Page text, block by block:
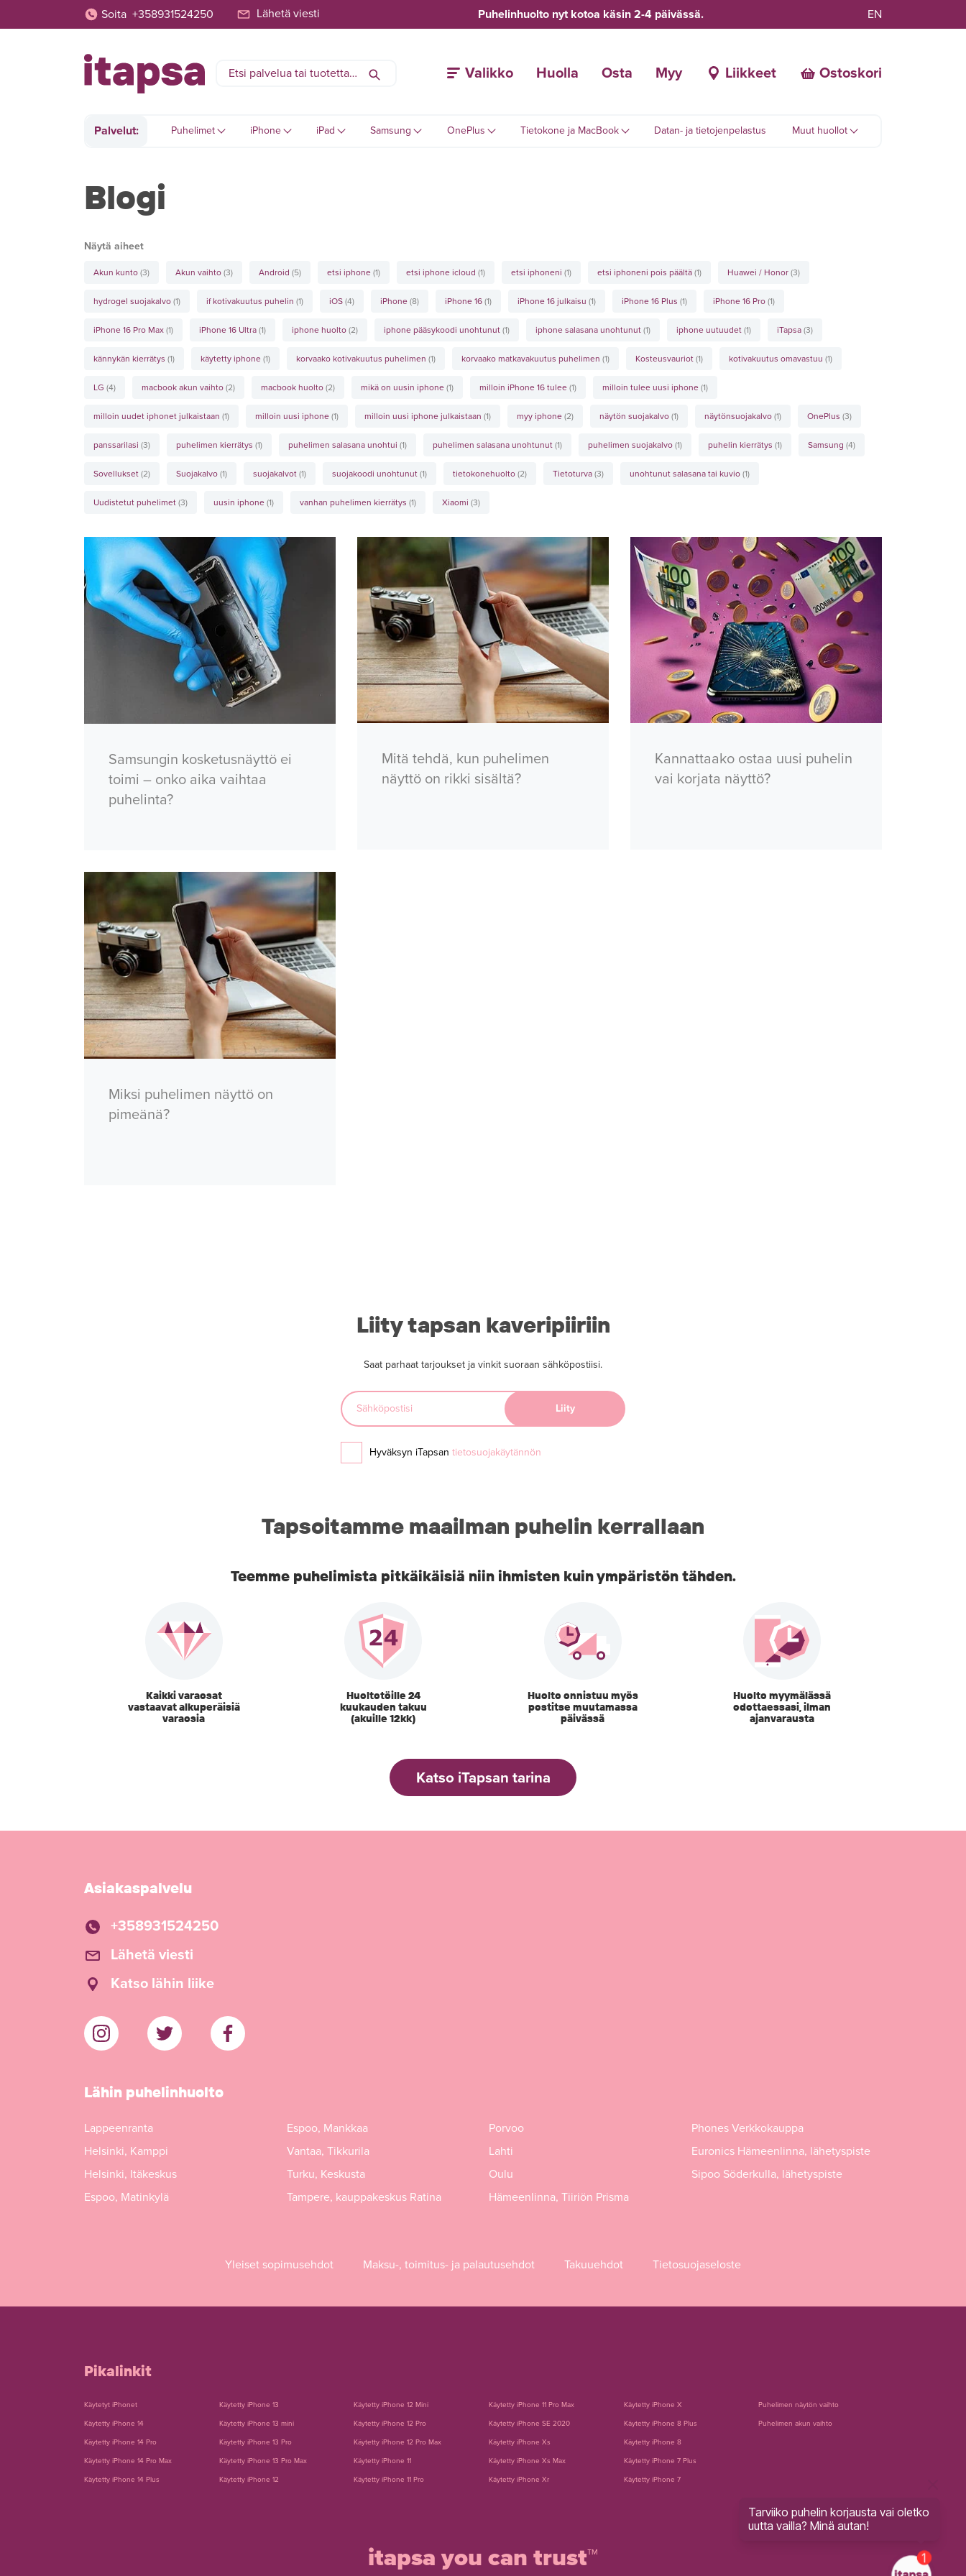
Soita +358931524250 Lähetä viesti Puhelinhuolto nyt kotoa käsin 2-4 päivässä. EN
Valikko Huolla Osta Myy Liikkeet Ostoskori
Palvelut: Puhelimet iPhone iPad Samsung OnePlus Tietokone ja MacBook Datan- ja tietojenpelastus Muut huollot
Blogi
Näytä aiheet
Akun kunto (3) Akun vaihto (3) Android (5) etsi iphone (1) etsi iphone icloud (1) etsi iphoneni (1) etsi iphoneni pois päältä (1) Huawei / Honor (3)
hydrogel suojakalvo (1) if kotivakuutus puhelin (1) iOS (4) iPhone (8) iPhone 16 (1) iPhone 16 julkaisu (1) iPhone 16 Plus (1) iPhone 16 Pro (1)
iPhone 16 Pro Max (1) iPhone 16 Ultra (1) iphone huolto (2) iphone pääsykoodi unohtunut (1) iphone salasana unohtunut (1) iphone uutuudet (1) iTapsa (3)
kännykän kierrätys (1) käytetty iphone (1) korvaako kotivakuutus puhelimen (1) korvaako matkavakuutus puhelimen (1) Kosteusvauriot (1) kotivakuutus omavastuu (1)
LG (4) macbook akun vaihto (2) macbook huolto (2) mikä on uusin iphone (1) milloin iPhone 16 tulee (1) milloin tulee uusi iphone (1)
milloin uudet iphonet julkaistaan (1) milloin uusi iphone (1) milloin uusi iphone julkaistaan (1) myy iphone (2) näytön suojakalvo (1) näytönsuojakalvo (1) OnePlus (3)
panssarilasi (3) puhelimen kierrätys (1) puhelimen salasana unohtui (1) puhelimen salasana unohtunut (1) puhelimen suojakalvo (1) puhelin kierrätys (1) Samsung (4)
Sovellukset (2) Suojakalvo (1) suojakalvot (1) suojakoodi unohtunut (1) tietokonehuolto (2) Tietoturva (3) unohtunut salasana tai kuvio (1)
Uudistetut puhelimet (3) uusin iphone (1) vanhan puhelimen kierrätys (1) Xiaomi (3)
Samsungin kosketusnäyttö ei
toimi – onko aika vaihtaa
puhelinta?
Mitä tehdä, kun puhelimen
näyttö on rikki sisältä?
Kannattaako ostaa uusi puhelin
vai korjata näyttö?
Miksi puhelimen näyttö on
pimeänä?
Liity tapsan kaveripiiriin
Saat parhaat tarjoukset ja vinkit suoraan sähköpostiisi.
Hyväksyn iTapsan tietosuojakäytännön
Tapsoitamme maailman puhelin kerrallaan
Teemme puhelimista pitkäikäisiä niin ihmisten kuin ympäristön tähden.
Kaikki varaosat
vastaavat alkuperäisiä
varaosia
Huoltotöille 24
kuukauden takuu
(akuille 12kk)
Huolto onnistuu myös
postitse muutamassa
päivässä
Huolto myymälässä
odottaessasi, ilman
ajanvarausta
Katso iTapsan tarina
Asiakaspalvelu
+358931524250
Lähetä viesti
Katso lähin liike
Lähin puhelinhuolto
Lappeenranta
Helsinki, Kamppi
Helsinki, Itäkeskus
Espoo, Matinkylä
Espoo, Mankkaa
Vantaa, Tikkurila
Turku, Keskusta
Tampere, kauppakeskus Ratina
Porvoo
Lahti
Oulu
Hämeenlinna, Tiiriön Prisma
Phones Verkkokauppa
Euronics Hämeenlinna, lähetyspiste
Sipoo Söderkulla, lähetyspiste
Yleiset sopimusehdot Maksu-, toimitus- ja palautusehdot Takuuehdot Tietosuojaseloste
Pikalinkit
Käytetyt iPhonet
Käytetty iPhone 14
Käytetty iPhone 14 Pro
Käytetty iPhone 14 Pro Max
Käytetty iPhone 14 Plus
Käytetty iPhone 13
Käytetty iPhone 13 mini
Käytetty iPhone 13 Pro
Käytetty iPhone 13 Pro Max
Käytetty iPhone 12
Käytetty iPhone 12 Mini
Käytetty iPhone 12 Pro
Käytetty iPhone 12 Pro Max
Käytetty iPhone 11
Käytetty iPhone 11 Pro
Käytetty iPhone 11 Pro Max
Käytetty iPhone SE 2020
Käytetty iPhone Xs
Käytetty iPhone Xs Max
Käytetty iPhone Xr
Käytetty iPhone X
Käytetty iPhone 8 Plus
Käytetty iPhone 8
Käytetty iPhone 7 Plus
Käytetty iPhone 7
Puhelimen näytön vaihto
Puhelimen akun vaihto
itapsa you can trust™
Tarviiko puhelin korjausta vai oletko
uutta vailla? Minä autan!